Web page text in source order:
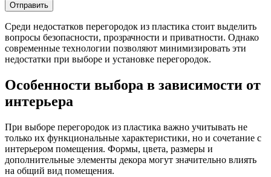
Отправить
Среди недостатков перегородок из пластика стоит выделить
вопросы безопасности, прозрачности и приватности. Однако
современные технологии позволяют минимизировать эти
недостатки при выборе и установке перегородок.
Особенности выбора в зависимости от
интерьера
При выборе перегородок из пластика важно учитывать не
только их функциональные характеристики, но и сочетание с
интерьером помещения. Формы, цвета, размеры и
дополнительные элементы декора могут значительно влиять
на общий вид помещения.